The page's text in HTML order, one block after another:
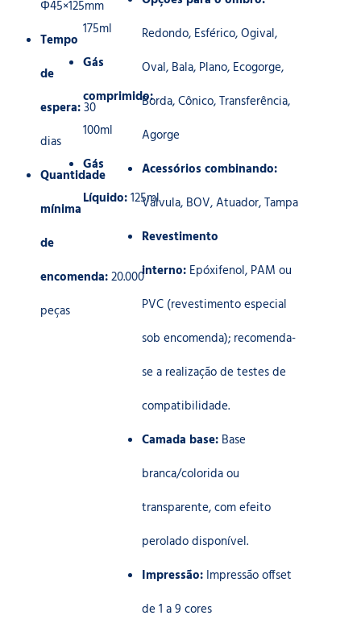
Φ45×125mm
Tempo
de
espera:30
dias
Quantidade
mínima
de
encomenda:20.000
peças
175ml
Gás
comprimido:
100ml
Gás
Líquido:125ml
Redondo, Esférico, Ogival,
Oval, Bala, Plano, Ecogorge,
Borda, Cônico, Transferência,
Agorge
Acessórios combinando:
Válvula, BOV, Atuador, Tampa
Revestimento
interno: Epóxifenol, PAM ou
PVC (revestimento especial
sob encomenda); recomenda-
se a realização de testes de
compatibilidade.
Camada base: Base
branca/colorida ou
transparente, com efeito
perolado disponível.
Impressão: Impressão offset
de 1 a 9 cores